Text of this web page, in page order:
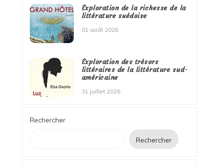
Exploration de la richesse de la
littérature suédoise
01 août 2026
Exploration des trésors
littéraires de la littérature sud-
américaine
31 juillet 2026
Rechercher
Rechercher